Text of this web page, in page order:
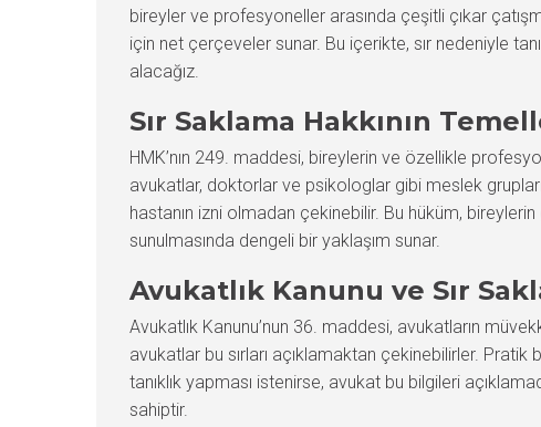
bireyler ve profesyoneller arasında çeşitli çıkar
için net çerçeveler sunar. Bu içerikte, sır nedeniyle
alacağız.
Sır Saklama Hakkının
HMK’nın 249. maddesi, bireylerin ve özellikle
avukatlar, doktorlar ve psikologlar gibi meslek
hastanın izni olmadan çekinebilir. Bu hüküm,
sunulmasında dengeli bir yaklaşım sunar.
Avukatlık Kanunu ve Sır
Avukatlık Kanunu’nun 36. maddesi, avukatların
avukatlar bu sırları açıklamaktan çekinebilirler.
tanıklık yapması istenirse, avukat bu bilgileri
sahiptir.